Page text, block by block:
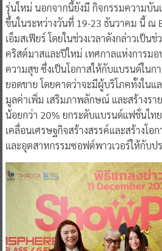
รุ่นใหม่ นอกจากนี้ยังมี กิจกรรมความบัน
ขึ้นในระหว่างวันที่ 19-23 ธันวาคม นี้ ณ
เอ็มสเฟียร์ โดยในช่วงเวลาดังกล่าวเป็น
คริสต์มาสและปีใหม่ เทศกาลแห่งการม
ความสุข ซึ่งเป็นโอกาสให้กับแบรนด์ในก
ยอดขาย โดยคาดว่าจะมีผู้บริโภคทั้งในแ
มูลค่าเพิ่ม เสริมภาพลักษณ์ และสร้างรา
น้อยกว่า 20% ยกระดับแบรนด์แฟชั่นไท
เคลื่อนเศรษฐกิจสร้างสรรค์และสร้างโ
และอุตสาหกรรมซอฟต์พาวเวอร์ให้กับป